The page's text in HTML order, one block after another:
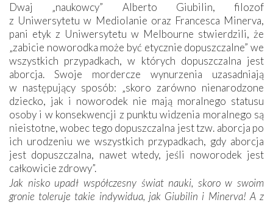
Dwaj „naukowcy” Alberto Giubilin, filozof
z Uniwersytetu w Mediolanie oraz Francesca Minerva,
pani etyk z Uniwersytetu w Melbourne stwierdzili, że
„zabicie noworodka może być etycznie dopuszczalne” we
wszystkich przypadkach, w których dopuszczalna jest
aborcja. Swoje mordercze wynurzenia uzasadniają
w następujący sposób: „skoro zarówno nienarodzone
dziecko, jak i noworodek nie mają moralnego statusu
osoby i w konsekwencji z punktu widzenia moralnego są
nieistotne, wobec tego dopuszczalna jest tzw. aborcja po
ich urodzeniu we wszystkich przypadkach, gdy aborcja
jest dopuszczalna, nawet wtedy, jeśli noworodek jest
całkowicie zdrowy”.
Jak nisko upadł współczesny świat nauki, skoro w swoim
gronie toleruje takie indywidua, jak Giubilin i Minerva! A z